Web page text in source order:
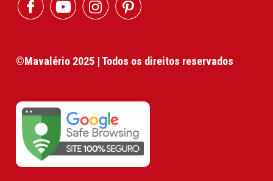
©Mavalério 2025 | Todos os direitos reservados